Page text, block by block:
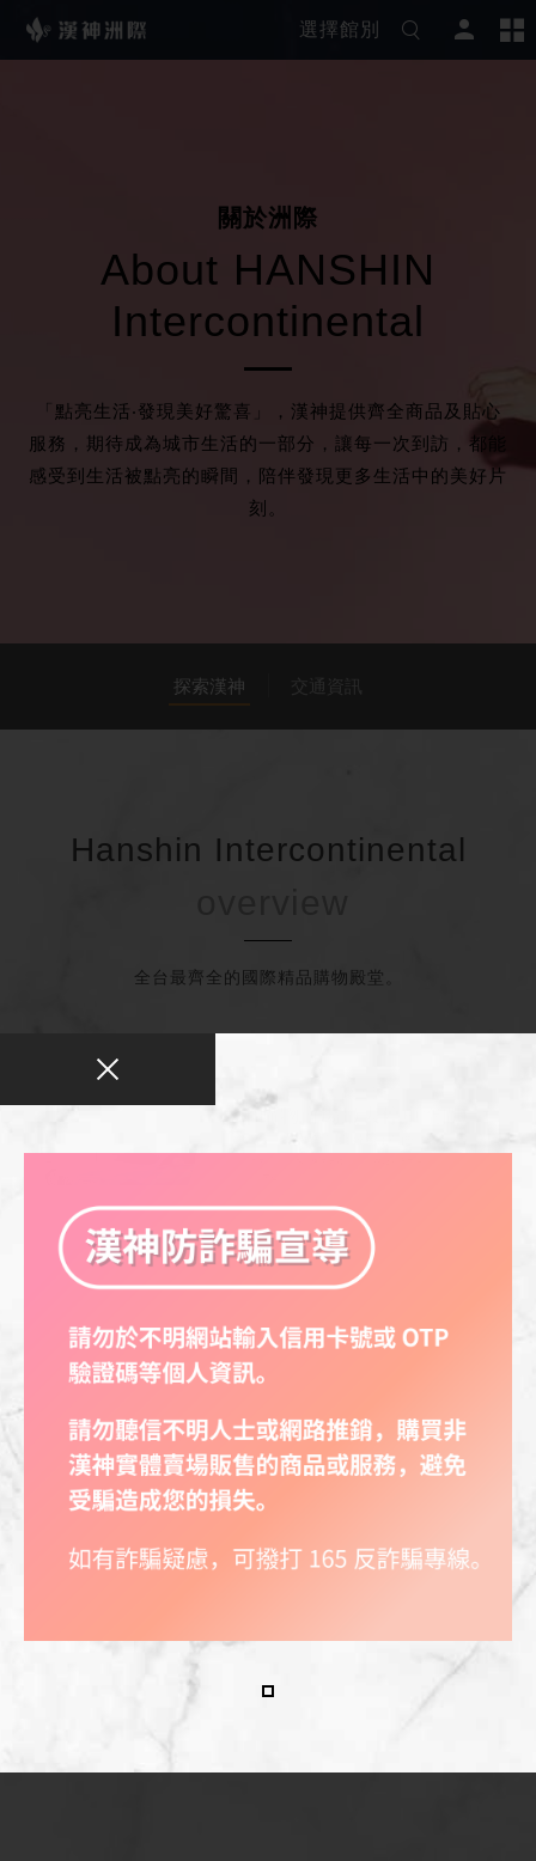
選擇館別
關於洲 際
About HANSHIN
Intercontinental
「點亮生活‧發現美好驚喜」，漢神提供齊全商品及貼心
服務，期待成為城市生活的一部分，讓每一次到訪，都能
感受到生活被點亮的瞬間，陪伴發現更多生活中的美好片
刻。
探索漢神 交通資訊
Hanshin Intercontinental
全台最齊全的國際精品購物殿堂。